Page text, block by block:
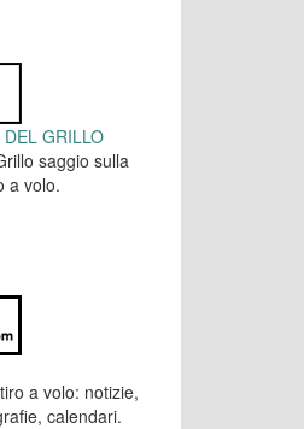
GRILLO
saggio sulla
a volo.
a volo: notizie,
calendari.